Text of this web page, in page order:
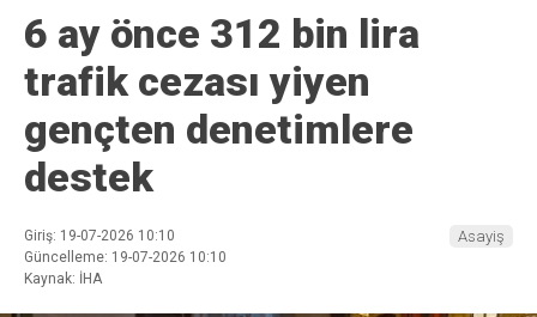
6 ay önce 312 bin lira
trafik cezası yiyen
gençten denetimlere
destek
Giriş: 19-07-2026 10:10
Güncelleme: 19-07-2026 10:10
Kaynak: İHA
Asayiş